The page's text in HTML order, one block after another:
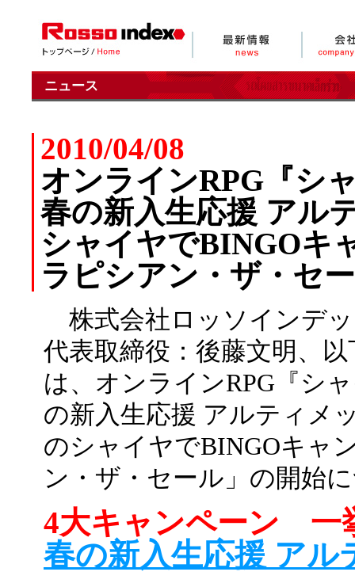
ニュース
2010/04/08
オンラインRPG『シ
春の新入生応援 アル
シャイヤでBINGOキ
ラピシアン・ザ・セ
株式会社ロッソインデ
代表取締役：後藤文明、
は、オンラインRPG『シ
の新入生応援 アルティメ
のシャイヤでBINGOキャ
ン・ザ・セール」の開始
4大キャンペーン 一
春の新入生応援 ア